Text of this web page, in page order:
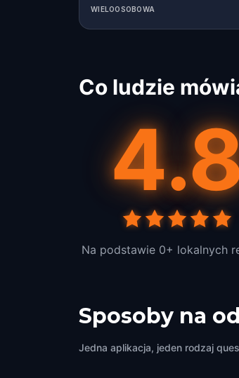
WIELOOSOBOWA
Co ludzie
Na podstawie 0+ lokalnych
Sposoby na
Jedna aplikacja, jeden rodzaj